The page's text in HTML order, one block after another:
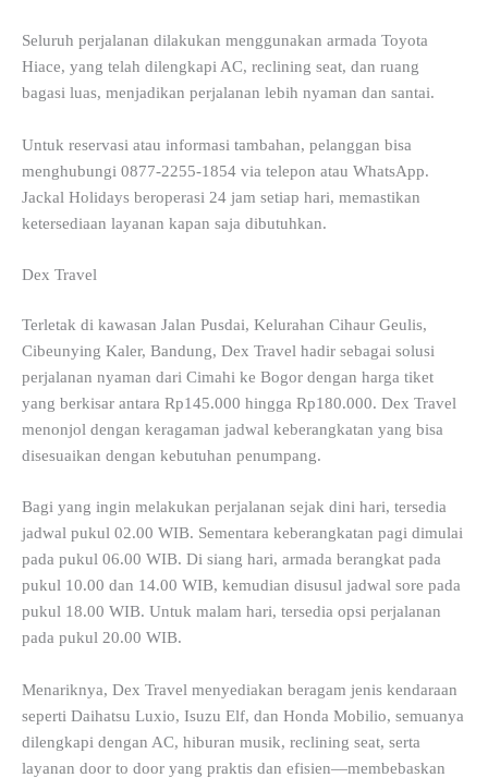
Seluruh perjalanan dilakukan menggunakan armada Toyota
Hiace, yang telah dilengkapi AC, reclining seat, dan ruang
bagasi luas, menjadikan perjalanan lebih nyaman dan santai.
Untuk reservasi atau informasi tambahan, pelanggan bisa
menghubungi 0877-2255-1854 via telepon atau WhatsApp.
Jackal Holidays beroperasi 24 jam setiap hari, memastikan
ketersediaan layanan kapan saja dibutuhkan.
Dex Travel
Terletak di kawasan Jalan Pusdai, Kelurahan Cihaur Geulis,
Cibeunying Kaler, Bandung, Dex Travel hadir sebagai solusi
perjalanan nyaman dari Cimahi ke Bogor dengan harga tiket
yang berkisar antara Rp145.000 hingga Rp180.000. Dex Travel
menonjol dengan keragaman jadwal keberangkatan yang bisa
disesuaikan dengan kebutuhan penumpang.
Bagi yang ingin melakukan perjalanan sejak dini hari, tersedia
jadwal pukul 02.00 WIB. Sementara keberangkatan pagi dimulai
pada pukul 06.00 WIB. Di siang hari, armada berangkat pada
pukul 10.00 dan 14.00 WIB, kemudian disusul jadwal sore pada
pukul 18.00 WIB. Untuk malam hari, tersedia opsi perjalanan
pada pukul 20.00 WIB.
Menariknya, Dex Travel menyediakan beragam jenis kendaraan
seperti Daihatsu Luxio, Isuzu Elf, dan Honda Mobilio, semuanya
dilengkapi dengan AC, hiburan musik, reclining seat, serta
layanan door to door yang praktis dan efisien—membebaskan